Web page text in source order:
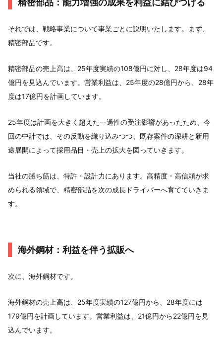
精密部品：能力増強の成果を利益に結びつける
それでは、戦略事業について事業ごとに説明いたします。まず、
精密部品です。
精密部品の売上高は、25年度実績の108億円に対し、28年度は94
億円を見込んでいます。営業利益は、25年度の28億円から、28年
度は17億円を計画しています。
25年度は計画を大きく超えた一過性の受注影響があったため、今
回の中計では、その反動を織り込みつつ、既存案件の深耕と新用
途展開によって採用品目・売上の拡大を図っていきます。
当社の勝ち筋は、特許・設計力にあります。高精度・高信頼が求
められる領域で、精密部品を次の成長ドライバーへ育てていきま
す。
海外鋼材：利益を伴う拡販へ
次に、海外鋼材です。
海外鋼材の売上高は、25年度実績の127億円から、28年度には
179億円を計画しています。営業利益は、21億円から22億円を見
込んでいます。